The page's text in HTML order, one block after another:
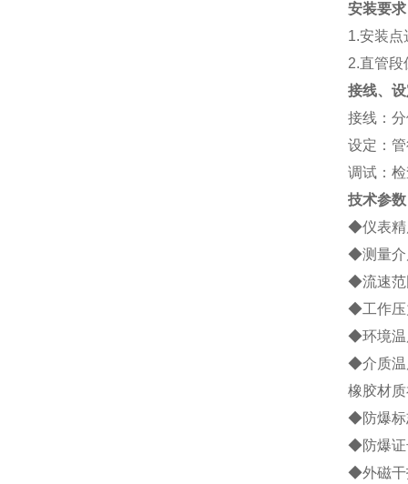
安装要
1.安装点
2.直管
接线、
接线：
设定：
调试：
技术参数
◆仪表精
◆测量介
◆流速范
◆工作压
◆环境
◆介质温
橡胶材
◆防爆标
◆防爆证
◆外磁干